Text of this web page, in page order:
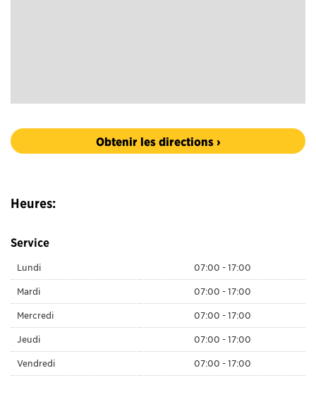
Obtenir les directions ›
Heures:
Service
Lundi 07:00 - 17:00
Mardi 07:00 - 17:00
Mercredi 07:00 - 17:00
Jeudi 07:00 - 17:00
Vendredi 07:00 - 17:00